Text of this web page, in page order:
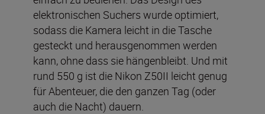
elektronischen Suchers wurde optimiert,
sodass die Kamera leicht in die Tasche
gesteckt und herausgenommen werden
kann, ohne dass sie hängenbleibt. Und mit
rund 550 g ist die Nikon Z50II leicht genug
für Abenteuer, die den ganzen Tag (oder
auch die Nacht) dauern.